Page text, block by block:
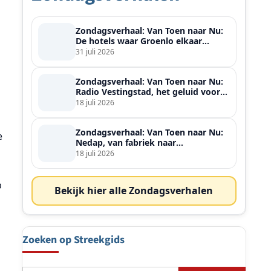
Zondagsverhaal: Van Toen naar Nu:
De hotels waar Groenlo elkaar
ontmoette
31 juli 2026
Zondagsverhaal: Van Toen naar Nu:
Radio Vestingstad, het geluid voor
heel de streek
18 juli 2026
Zondagsverhaal: Van Toen naar Nu:
Nedap, van fabriek naar
wereldspeler
18 juli 2026
Bekijk hier alle Zondagsverhalen
Zoeken op Streekgids